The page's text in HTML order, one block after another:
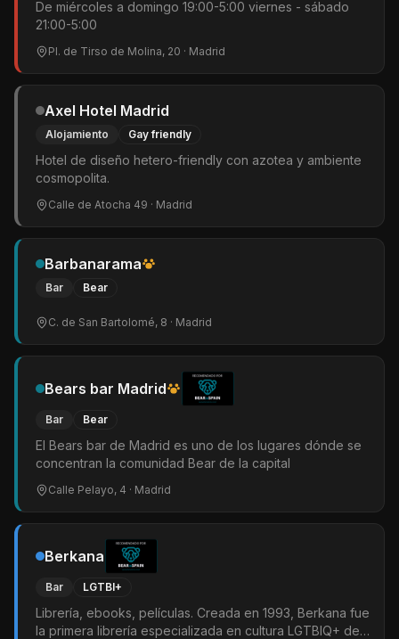
De miércoles a domingo 19:00-5:00 viernes - sábado
21:00-5:00
Pl. de Tirso de Molina, 20 · Madrid
Axel Hotel Madrid
Alojamiento Gay friendly
Hotel de diseño hetero-friendly con azotea y ambiente
cosmopolita.
Calle de Atocha 49 · Madrid
Barbanarama
Bar Bear
C. de San Bartolomé, 8 · Madrid
Bears bar Madrid
Bar Bear
El Bears bar de Madrid es uno de los lugares dónde se
concentran la comunidad Bear de la capital
Calle Pelayo, 4 · Madrid
Berkana
Bar LGTBI+
Librería, ebooks, películas. Creada en 1993, Berkana fue
la primera librería especializada en cultura LGTBIQ+ de